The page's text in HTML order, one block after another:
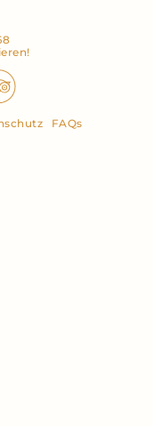
FAQs